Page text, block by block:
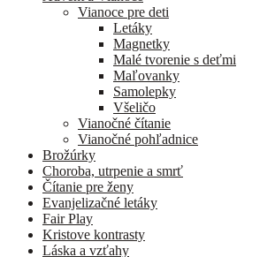
Vianoce pre deti
Letáky
Magnetky
Malé tvorenie s deťmi
Maľovanky
Samolepky
Všeličo
Vianočné čítanie
Vianočné pohľadnice
Brožúrky
Choroba, utrpenie a smrť
Čítanie pre ženy
Evanjelizačné letáky
Fair Play
Kristove kontrasty
Láska a vzťahy